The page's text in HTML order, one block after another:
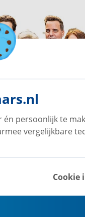
én persoonlijk te
vergelijkbare
Cookie